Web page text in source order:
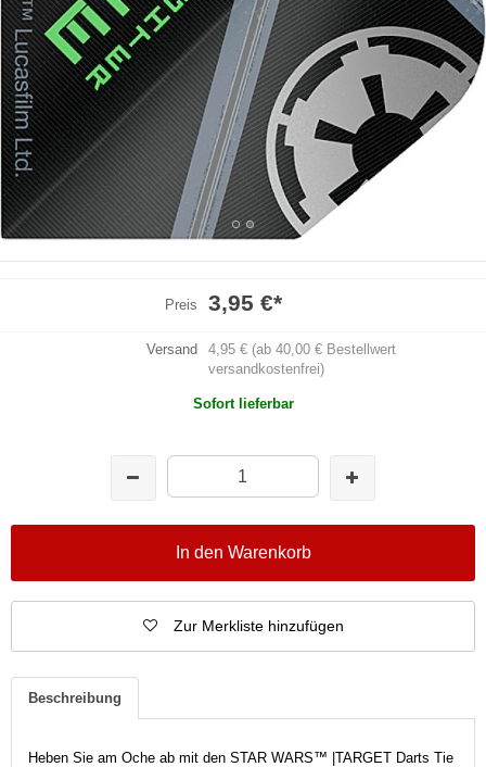
Preis 3,95 €*
Versand
4,95 € (ab 40,00 € Bestellwert
versandkostenfrei)
Sofort lieferbar
In den Warenkorb
Zur Merkliste hinzufügen
Beschreibung
Heben Sie am Oche ab mit den STAR WARS™ |TARGET Darts Tie